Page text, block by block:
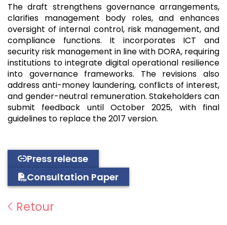
The draft strengthens governance arrangements,
clarifies management body roles, and enhances
oversight of internal control, risk management, and
compliance functions. It incorporates ICT and
security risk management in line with DORA, requiring
institutions to integrate digital operational resilience
into governance frameworks. The revisions also
address anti-money laundering, conflicts of interest,
and gender-neutral remuneration. Stakeholders can
submit feedback until October 2025, with final
guidelines to replace the 2017 version.
Press release
Consultation Paper
Retour